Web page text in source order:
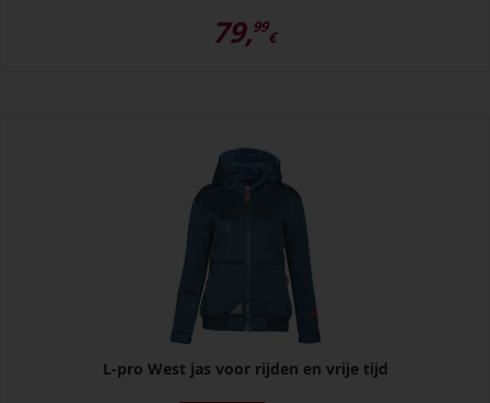
79,99
€
L-pro West jas voor rijden en vrije tijd